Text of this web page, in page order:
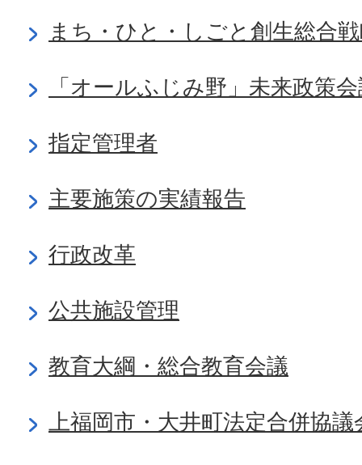
まち・ひと・しごと創生総合
「オールふじみ野」未来政策
指定管理者
主要施策の実績報告
行政改革
公共施設管理
教育大綱・総合教育会議
上福岡市・大井町法定合併協議